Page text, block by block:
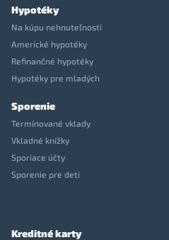
Hypotéky
Na kúpu nehnuteľnosti
Americké hypotéky
Refinančné hypotéky
Hypotéky pre mladých
Sporenie
Termínované vklady
Vkladné knížky
Sporiace účty
Sporenie pre deti
Kreditné karty